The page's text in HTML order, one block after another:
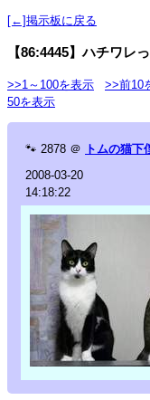
[←]掲示板に戻る
【86:4445】ハチワレ
>>1～100を表示 >>前10
50を表示
🐾 2878 ＠ トムの猫下
2008-03-20
14:18:22